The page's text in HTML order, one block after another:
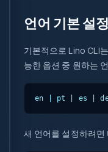
언어 기본 설정
기본적으로 Lino CLI
능한 옵션 중 원하는
en | pt | es |
새 언어를 설정하려